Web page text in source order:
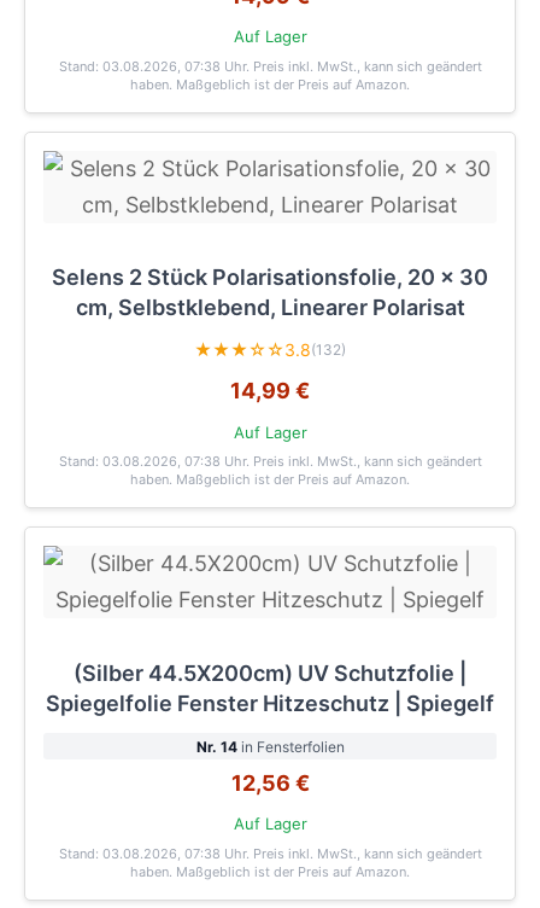
Auf Lager
Stand: 03.08.2026, 07:38 Uhr. Preis inkl. MwSt., kann sich geändert
haben. Maßgeblich ist der Preis auf Amazon.
Selens 2 Stück Polarisationsfolie, 20 x 30
cm, Selbstklebend, Linearer Polarisat
★★★☆☆3.8(132)
14,99 €
Auf Lager
Stand: 03.08.2026, 07:38 Uhr. Preis inkl. MwSt., kann sich geändert
haben. Maßgeblich ist der Preis auf Amazon.
(Silber 44.5X200cm) UV Schutzfolie |
Spiegelfolie Fenster Hitzeschutz | Spiegelf
Nr. 14in Fensterfolien
12,56 €
Auf Lager
Stand: 03.08.2026, 07:38 Uhr. Preis inkl. MwSt., kann sich geändert
haben. Maßgeblich ist der Preis auf Amazon.